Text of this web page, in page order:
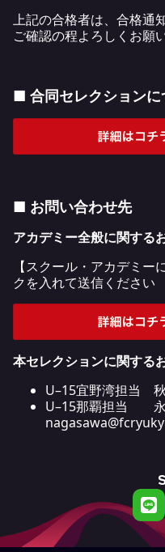
上記の合格者は、合格通
ご確認の程よろしくお願
■ 合同セレクションに
■ お問い合わせ先
アカデミー全般に関する
【スクール・アカデミ
クを入れて送信ください
本セレクションに関する
U–15宜野湾担当
U–15那覇担当